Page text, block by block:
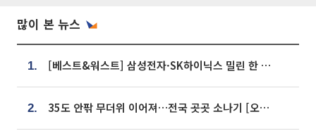
많이 본 뉴스
1. [베스트&워스트] 삼성전자·SK하이닉스 밀린 한 주…상상인증권은 85% 급등
2. 35도 안팎 무더위 이어져…전국 곳곳 소나기 [오늘 날씨]